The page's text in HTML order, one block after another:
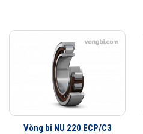
Vòng bi NU 220 ECP/C3